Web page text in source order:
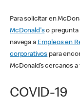
Para solicitar en
McDonald'so pregunta
navega a Empleos en
corporativos para
McDonald’s cercanos a
COVID-19